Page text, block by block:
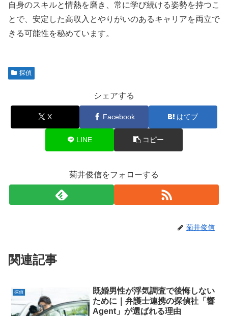
自身のスキルと情熱を磨き、常に学び続ける姿勢を持つこ
とで、安定した高収入とやりがいのあるキャリアを両立で
きる可能性を秘めています。
探偵
シェアする
X Facebook はてブ
LINE コピー
菊井俊信をフォローする
菊井俊信
関連記事
探偵
既婚男性が浮気調査で後悔しない
ために｜弁護士連携の探偵社「響
Agent」が選ばれる理由